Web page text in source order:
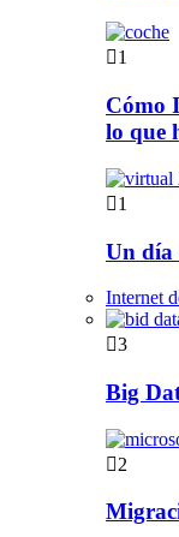
1
Cómo
lo que
1
Un día
Internet
3
Big
2